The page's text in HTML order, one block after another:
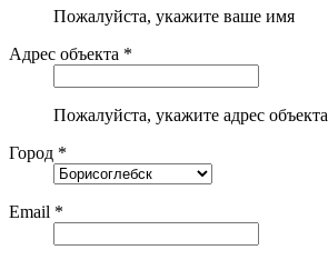
Пожалуйста, укажите ваше имя
Адрес объекта *
Пожалуйста, укажите адрес объекта
Город *
Email *